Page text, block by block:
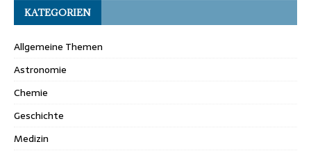
KATEGORIEN
Allgemeine Themen
Astronomie
Chemie
Geschichte
Medizin